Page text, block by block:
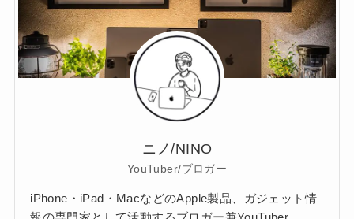
ニノ/NINO
YouTuber/ブロガー
iPhone・iPad・MacなどのApple製品、ガジェット情